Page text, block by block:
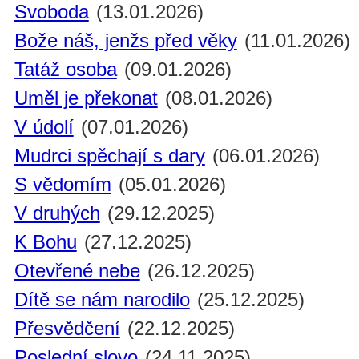
Svoboda (13.01.2026)
Bože náš, jenžs před věky (11.01.2026)
Tatáž osoba (09.01.2026)
Uměl je překonat (08.01.2026)
V údolí (07.01.2026)
Mudrci spěchají s dary (06.01.2026)
S vědomím (05.01.2026)
V druhých (29.12.2025)
K Bohu (27.12.2025)
Otevřené nebe (26.12.2025)
Dítě se nám narodilo (25.12.2025)
Přesvědčení (22.12.2025)